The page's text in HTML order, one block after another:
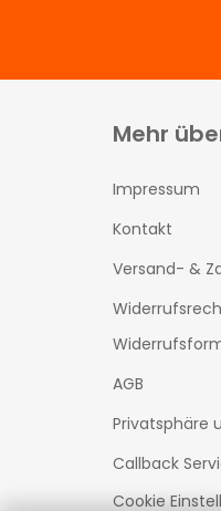
Mehr
Impressum
Kontakt
Versand- &
AGB
Privatsphäre
Callback
Cookie